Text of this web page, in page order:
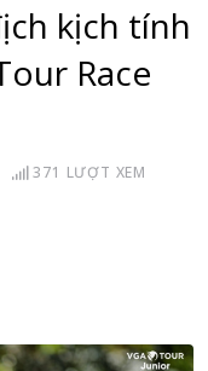
kịch tính
Race
371 LƯỢT XEM